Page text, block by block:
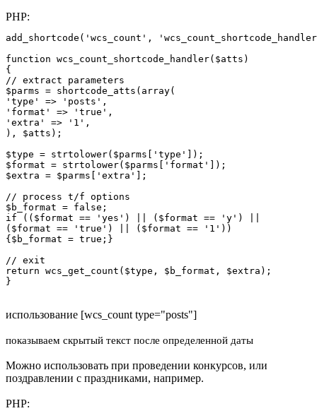
PHP:
add_shortcode('wcs_count',
function wcs_count_shortcode_handler($atts)
{
// extract parameters
$parms = shortcode_atts(array(
'type' => 'posts',
'format' => 'true',
'extra' => '1',
), $atts);
$type = strtolower($parms['type']);
$format = strtolower($parms['format']);
$extra = $parms['extra'];
// process t/f options
$b_format = false;
if (($format == 'yes') || ($format == 'y') ||
($format == 'true') || ($format == '1'))
{$b_format = true;}
// exit
return wcs_get_count($type, $b_format, $extra);
}
использование [wcs_count type="posts"]
показываем скрытый текст после определенной даты
Можно использовать при проведении конкурсов, или
поздравлении с праздниками, например.
PHP: